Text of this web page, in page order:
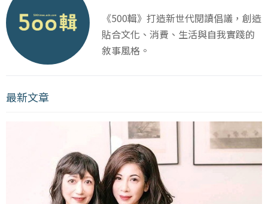
《500輯》打造新世代閱讀倡議，創造
貼合文化、消費、生活與自我實踐的
敘事風格。
最新文章